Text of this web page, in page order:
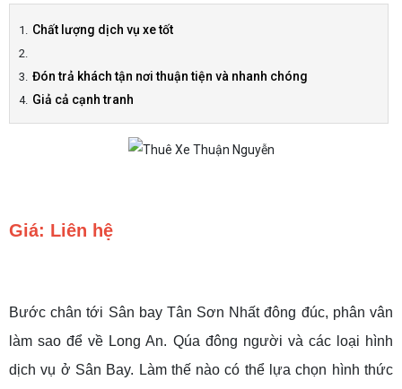
Chất lượng dịch vụ xe tốt
Đón trả khách tận nơi thuận tiện và nhanh chóng
Giả cả cạnh tranh
Giá: Liên hệ
Bước chân tới Sân bay Tân Sơn Nhất đông đúc, phân vân
làm sao để về Long An. Qúa đông người và các loại hình
dịch vụ ở Sân Bay. Làm thế nào có thể lựa chọn hình thức